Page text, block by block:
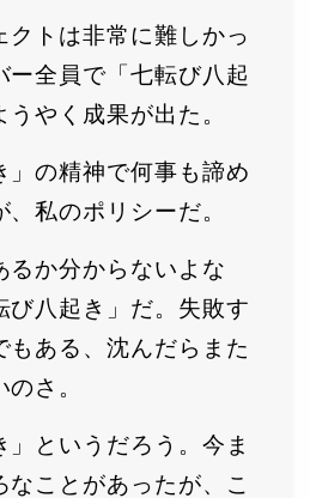
クトは非常に難しかっ
ー全員で「七転び八起
やく成果が出た。
」の精神で何事も諦め
私のポリシーだ。
るか分からないよな
び八起き」だ。失敗す
もある、沈んだらまた
さ。
」というだろう。今ま
なことがあったが、こ